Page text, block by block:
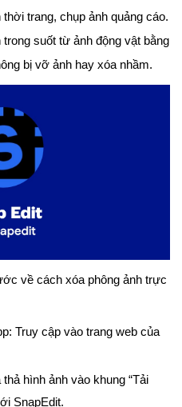
trang, chụp ảnh quảng cáo.
suốt từ ảnh động vật bằng
bị vỡ ảnh hay xóa nhầm.
về cách xóa phông ảnh trực
Truy cập vào trang web của
hình ảnh vào khung “Tải
SnapEdit.